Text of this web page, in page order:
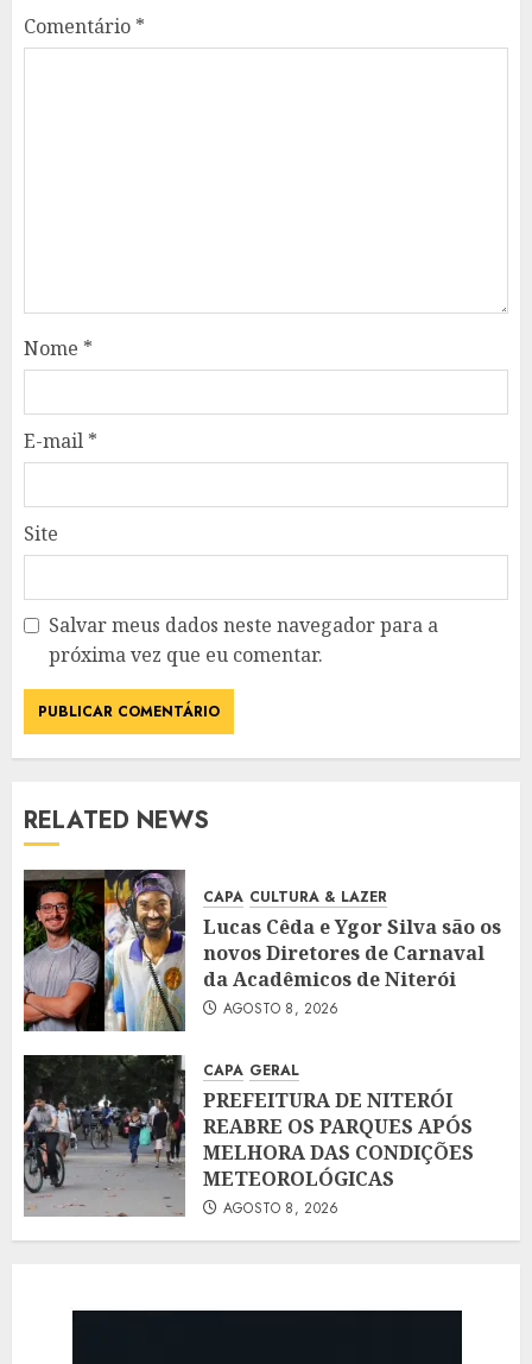
Comentário *
Nome *
E-mail *
Site
Salvar meus dados neste navegador para a
próxima vez que eu comentar.
RELATED NEWS
CAPA CULTURA & LAZER
Lucas Cêda e Ygor Silva são os
novos Diretores de Carnaval
da Acadêmicos de Niterói
AGOSTO 8, 2026
CAPA GERAL
PREFEITURA DE NITERÓI
REABRE OS PARQUES APÓS
MELHORA DAS CONDIÇÕES
METEOROLÓGICAS
AGOSTO 8, 2026